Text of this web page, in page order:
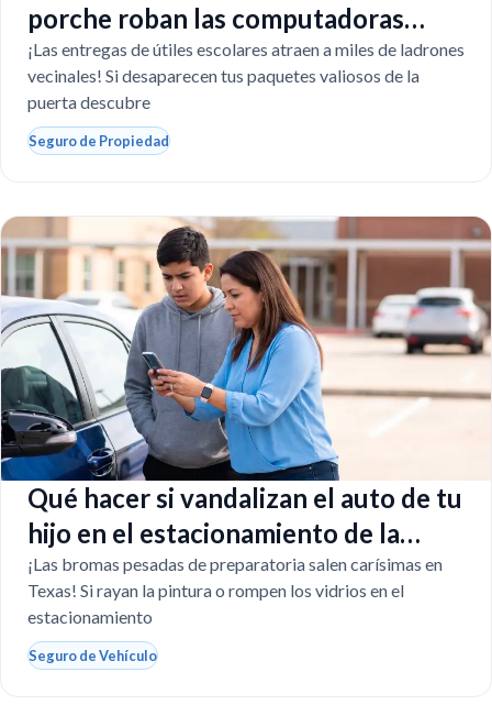
porche roban las computadoras
escolares?
¡Las entregas de útiles escolares atraen a miles de ladrones
vecinales! Si desaparecen tus paquetes valiosos de la
puerta descubre
Seguro de Propiedad
Qué hacer si vandalizan el auto de tu
hijo en el estacionamiento de la
escuela
¡Las bromas pesadas de preparatoria salen carísimas en
Texas! Si rayan la pintura o rompen los vidrios en el
estacionamiento
Seguro de Vehículo